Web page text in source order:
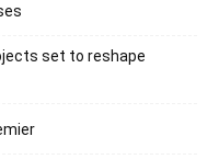
set to reshape